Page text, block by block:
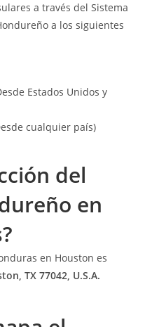
a través del Sistema
a los siguientes
Estados Unidos y
cualquier país)
del
en
en Houston es
TX 77042, U.S.A.